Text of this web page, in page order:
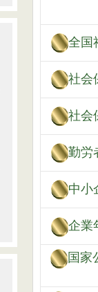
全国
社会
社会
勤労
中小
企業
国家